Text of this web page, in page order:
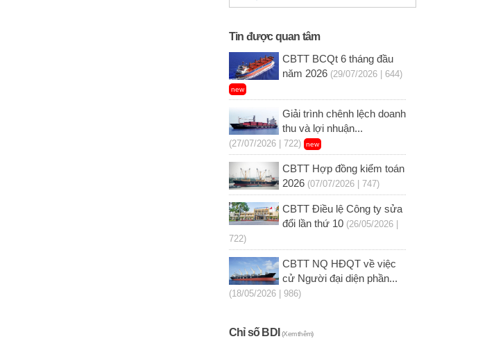
Tin được quan tâm
CBTT BCQt 6 tháng đầu
năm 2026 (29/07/2026 | 644)
new
Giải trình chênh lệch doanh
thu và lợi nhuận...
(27/07/2026 | 722) new
CBTT Hợp đồng kiểm toán
2026 (07/07/2026 | 747)
CBTT Điều lệ Công ty sửa
đổi lần thứ 10 (26/05/2026 |
722)
CBTT NQ HĐQT về việc
cử Người đại diện phần...
(18/05/2026 | 986)
Chỉ số BDI(Xem thêm)